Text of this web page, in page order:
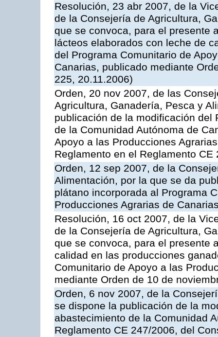
Resolución, 23 abr 2007, de la
de la Consejería de Agricultura,
que se convoca, para el presente
lácteos elaborados con leche de
del Programa Comunitario de
Canarias, publicado mediante
225, 20.11.2006)
Orden, 20 nov 2007, de las
Agricultura, Ganadería, Pesca y
publicación de la modificación del
de la Comunidad Autónoma de
Apoyo a las Producciones
Reglamento en el Reglamento
Orden, 12 sep 2007, de la
Alimentación, por la que se da
plátano incorporada al Programa
Producciones Agrarias de
Resolución, 16 oct 2007, de la
de la Consejería de Agricultura,
que se convoca, para el presente
calidad en las producciones
Comunitario de Apoyo a las
mediante Orden de 10 de
Orden, 6 nov 2007, de la
se dispone la publicación de la
abastecimiento de la Comunidad
Reglamento CE 247/2006, del